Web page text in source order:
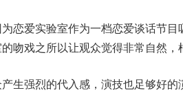
恋爱实验室作为一档恋爱谈话节
吻戏之所以让观众觉得非常自然，
生强烈的代入感，演技也足够好